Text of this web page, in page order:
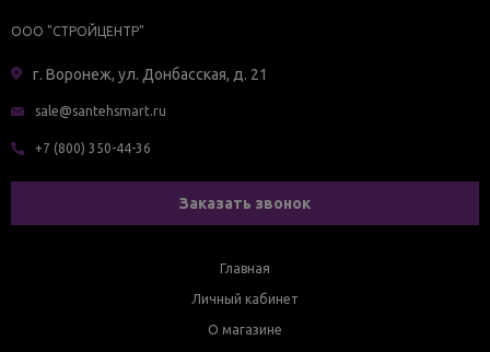
ООО "СТРОЙЦЕНТР"
г. Воронеж, ул. Донбасская, д. 21
sale@santehsmart.ru
+7 (800) 350-44-36
Заказать звонок
Главная
Личный кабинет
О магазине